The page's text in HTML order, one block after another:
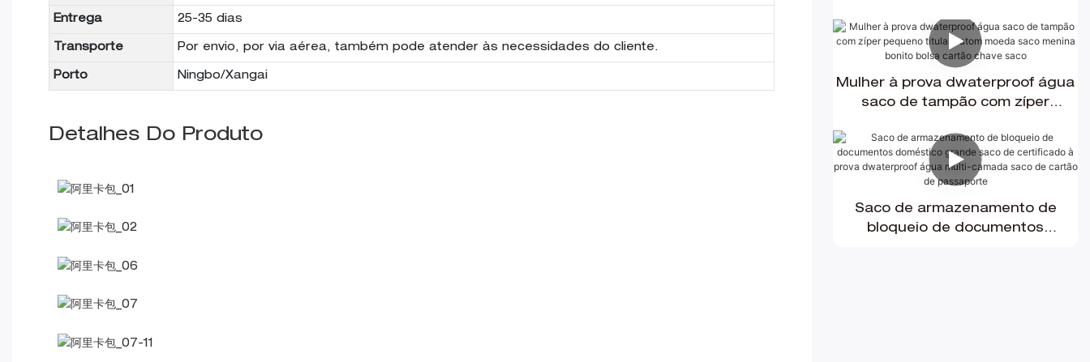
Entrega 25-35 dias
Transporte Por envio, por via aérea, também pode atender às necessidades do cliente.
Porto Ningbo/Xangai
Detalhes Do Produto
maquiagem de viagem moda
padrão moeda bolsa
Mulher à prova dwaterproof água
saco de tampão com zíper
saco menina bonito bolsa cartão
chave saco
Saco de armazenamento de
bloqueio de documentos